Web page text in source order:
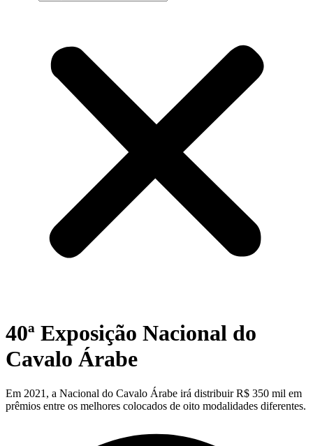
40ª Exposição Nacional do
Cavalo Árabe
Em 2021, a Nacional do Cavalo Árabe irá distribuir R$ 350 mil em
prêmios entre os melhores colocados de oito modalidades diferentes.